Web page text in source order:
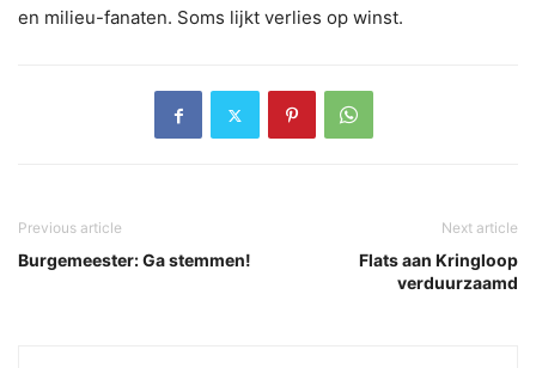
en milieu-fanaten. Soms lijkt verlies op winst.
Previous article
Burgemeester: Ga stemmen!
Next article
Flats aan Kringloop
verduurzaamd